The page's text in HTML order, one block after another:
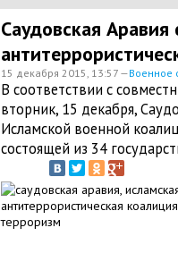
Саудовская
15 декабря 2015, 13:57 —Военное
В соответствии с
вторник, 15 декабря,
Исламской военной
состоящей из 34